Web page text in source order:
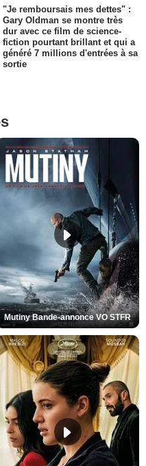
"Je remboursais mes dettes" :
Gary Oldman se montre très
dur avec ce film de science-
fiction pourtant brillant et qui a
généré 7 millions d'entrées à sa
sortie
Mutiny Bande-annonce VO STFR